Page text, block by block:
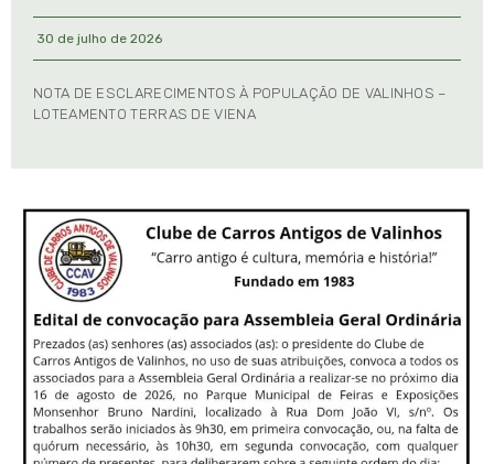
30 de julho de 2026
NOTA DE ESCLARECIMENTOS À POPULAÇÃO DE VALINHOS –
LOTEAMENTO TERRAS DE VIENA